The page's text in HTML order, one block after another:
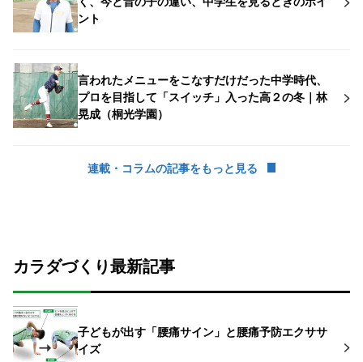
ント
言われたメニューをこなすだけだった中学時代、
プロを目指して「スイッチ」入った高２の冬｜林
晃成（桐光学園）
連載・コラムの記事をもっと見る
カラダづくり最新記事
子どもが出す「腰痛サイン」と腰痛予防エクササ
イズ